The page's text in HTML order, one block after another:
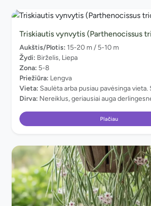
Triskiautis vynvytis (Parthenocissus
Aukštis/Plotis: 15-20 m / 5-10 m
Žydi: Birželis, Liepa
Zona: 5-8
Priežiūra: Lengva
Vieta: Saulėta arba pusiau pavėsinga vieta.
Dirva: Nereiklus, geriausiai auga
Plačiau